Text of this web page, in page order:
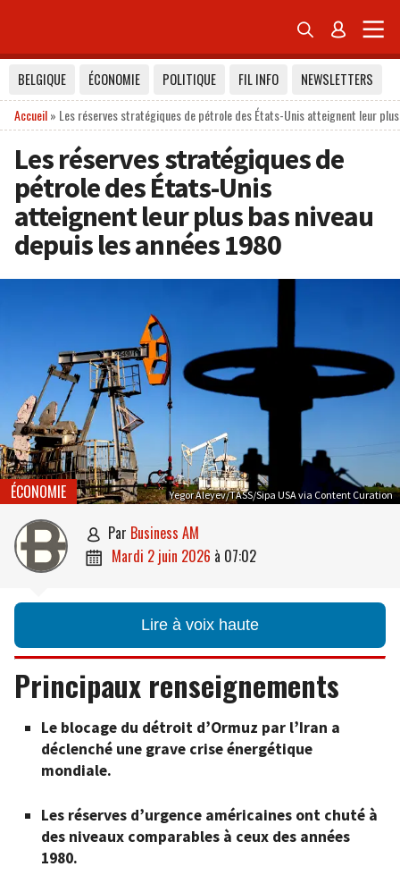
 
BELGIQUE ÉCONOMIE POLITIQUE FIL INFO
NEWSLETTERS
Accueil» Les réserves stratégiques de pétrole des États-Unis atteignent leur
Les réserves stratégiques de
pétrole des États-Unis
atteignent leur plus bas niveau
depuis les années 1980
Yegor Aleyev/TASS/Sipa USA via Content Curation
ÉCONOMIE
 par Business AM
 mardi 2 juin 2026 à 07:02
Lire à voix haute
Principaux renseignements
Le blocage du détroit d’Ormuz par l’Iran a
déclenché une grave crise énergétique
mondiale.
Les réserves d’urgence américaines ont chuté à
des niveaux comparables à ceux des années
1980.